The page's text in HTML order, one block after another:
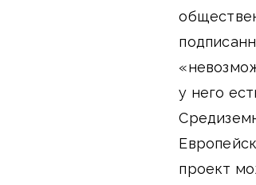
у него
проект